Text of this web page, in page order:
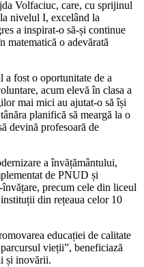
Volfaciuc, care, cu sprijinul
nivelul I, excelând la
a inspirat-o să-și continue
matematică o adevărată
fost o oportunitate de a
acum elevă în clasa a
mai mici au ajutat-o să își
planifică să meargă la o
devină profesoară de
a învățământului,
de PNUD și
precum cele din liceul
din rețeaua celor 10
educației de calitate
vieții”, beneficiază
și inovării.